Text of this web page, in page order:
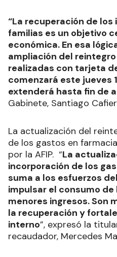
“La recuperación de
familias es un objetivo
económica. En esa
ampliación del
realizadas con tarjeta
comenzará este jueves
extenderá hasta fin de
Gabinete, Santiago
La actualización del
de los gastos en
por la AFIP. “La
incorporación de los
suma a los esfuerzos
impulsar el consumo
menores ingresos. Son
la recuperación y
interno”, expresó la
recaudador, Mercedes